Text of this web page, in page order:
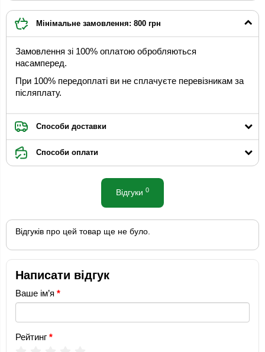
Мінімальне замовлення: 800 грн
Замовлення зі 100% оплатою обробляються
насамперед.
При 100% передоплаті ви не сплачуєте перевізникам за
післяплату.
Способи доставки
Способи оплати
Відгуки 0
Відгуків про цей товар ще не було.
Написати відгук
Ваше ім’я
Рейтинг